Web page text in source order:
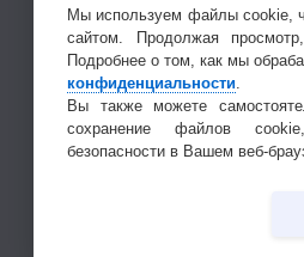
Мы используем файлы cookie,
сайтом. Продолжая
Подробнее о том, как мы
конфиденциальности.
Вы также можете
сохранение файлов
безопасности в Вашем веб-